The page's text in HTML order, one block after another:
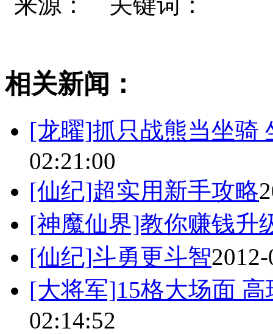
相关新闻：
[龙曜]抓只战熊当坐骑
02:21:00
[仙纪]超实用新手攻略
[神魔仙界]教你赚钱升
[仙纪]斗勇更斗智
[大将军]15格大场面
02:14:52